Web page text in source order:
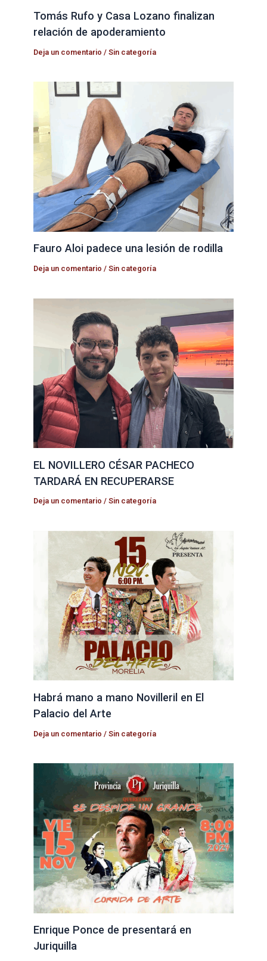
Tomás Rufo y Casa Lozano finalizan
relación de apoderamiento
Deja un comentario /Sin categoría
Fauro Aloi padece una lesión de rodilla
Deja un comentario /Sin categoría
EL NOVILLERO CÉSAR PACHECO
TARDARÁ EN RECUPERARSE
Deja un comentario /Sin categoría
Habrá mano a mano Novilleril en El
Palacio del Arte
Deja un comentario /Sin categoría
Enrique Ponce de presentará en
Juriquilla